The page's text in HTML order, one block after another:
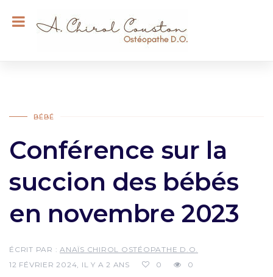
BÉBÉ
Conférence sur la
succion des bébés
en novembre 2023
ÉCRIT PAR : ANAÏS CHIROL OSTÉOPATHE D.O.
12 FÉVRIER 2024, IL Y A 2 ANS
0 0